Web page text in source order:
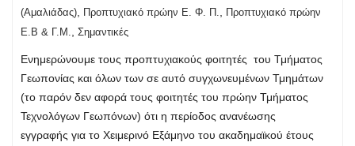
(Αμαλιάδας)
Προπτυχιακό πρώην Ε. Φ. Π.
Προπτυχιακό πρώην
Ε.Β & Γ.Μ.
Σημαντικές
Ενημερώνουμε τους προπτυχιακούς φοιτητές του Τμήματος
Γεωπονίας και όλων των σε αυτό συγχωνευμένων Τμημάτων
(το παρόν δεν αφορά τους φοιτητές του πρώην Τμήματος
Τεχνολόγων Γεωπόνων) ότι η περίοδος ανανέωσης
εγγραφής για το Χειμερινό Εξάμηνο του ακαδημαϊκού έτους